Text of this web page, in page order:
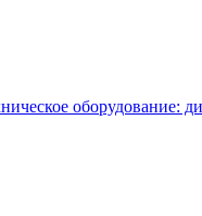
оборудование: